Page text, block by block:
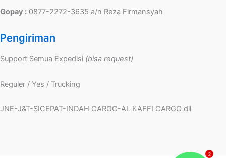
Gopay : 0877-2272-3635 a/n Reza Firmansyah
Pengiriman
Support Semua Expedisi (bisa request)
Reguler / Yes / Trucking
JNE-J&T-SICEPAT-INDAH CARGO-AL KAFFI CARGO dll
2